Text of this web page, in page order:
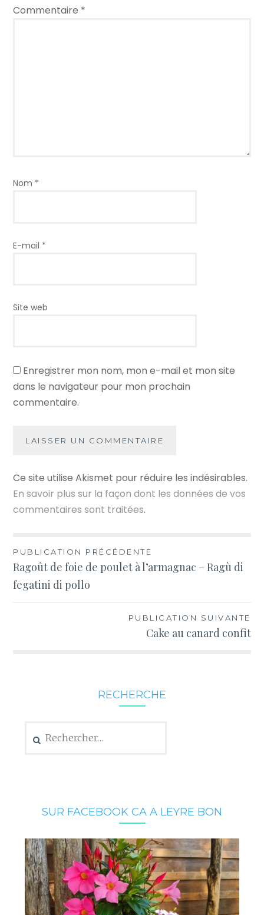
Commentaire *
Nom *
E-mail *
Site web
Enregistrer mon nom, mon e-mail et mon site
dans le navigateur pour mon prochain
commentaire.
Ce site utilise Akismet pour réduire les indésirables.
En savoir plus sur la façon dont les données de vos
commentaires sont traitées.
Navigation
de
l’article
PUBLICATION PRÉCÉDENTE
Ragoût de foie de poulet à l’armagnac – Ragù di
fegatini di pollo
PUBLICATION SUIVANTE
Cake au canard confit
RECHERCHE
SUR FACEBOOK CA A LEYRE BON